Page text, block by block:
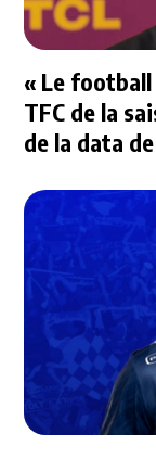
« Le
TFC de la
de la data